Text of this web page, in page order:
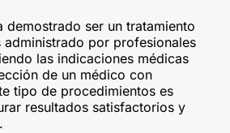
demostrado ser un tratamiento
administrado por profesionales
las indicaciones médicas
de un médico con
tipo de procedimientos es
resultados satisfactorios y